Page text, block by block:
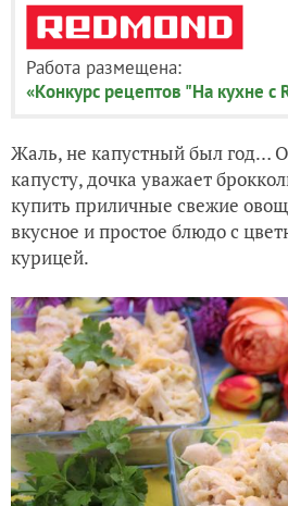
Работа размещена:
«Конкурс рецептов "На кухне с
Жаль, не капустный был год…
капусту, дочка уважает
купить приличные свежие
вкусное и простое блюдо с
курицей.